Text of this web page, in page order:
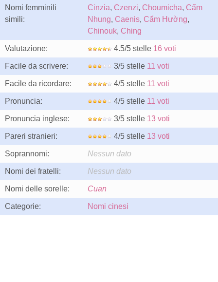
Nomi femminili
simili:
Cinzia, Czenzi, Choumicha, Cẩm
Nhung, Caenis, Cẩm Hường,
Chinouk, Ching
Valutazione: 4.5/5 stelle 16 voti
Facile da scrivere: 3/5 stelle 11 voti
Facile da ricordare: 4/5 stelle 11 voti
Pronuncia: 4/5 stelle 11 voti
Pronuncia inglese: 3/5 stelle 13 voti
Pareri stranieri: 4/5 stelle 13 voti
Soprannomi: Nessun dato
Nomi dei fratelli: Nessun dato
Nomi delle sorelle: Cuan
Categorie: Nomi cinesi